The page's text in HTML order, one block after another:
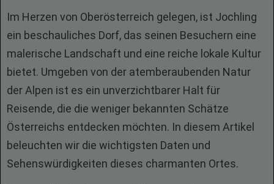
Im Herzen von Oberösterreich gelegen, ist Jochling
ein beschauliches Dorf, das seinen Besuchern eine
malerische Landschaft und eine reiche lokale Kultur
bietet. Umgeben von der atemberaubenden Natur
der Alpen ist es ein unverzichtbarer Halt für
Reisende, die die weniger bekannten Schätze
Österreichs entdecken möchten. In diesem Artikel
beleuchten wir die wichtigsten Daten und
Sehenswürdigkeiten dieses charmanten Ortes.